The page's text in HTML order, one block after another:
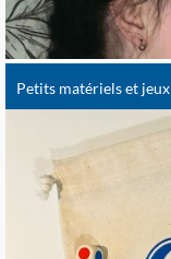
Petits matériels et jeux